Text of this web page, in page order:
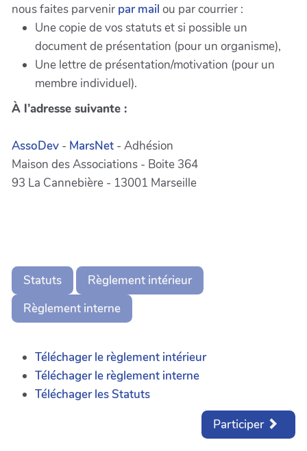
nous faites parvenir par mail ou par courrier :
Une copie de vos statuts et si possible un
document de présentation (pour un organisme),
Une lettre de présentation/motivation (pour un
membre individuel).
À l’adresse suivante :
AssoDev - MarsNet - Adhésion
Maison des Associations - Boite 364
93 La Cannebière - 13001 Marseille
Statuts
Règlement intérieur
Règlement interne
Téléchager le règlement intérieur
Téléchager le règlement interne
Téléchager les Statuts
Participer